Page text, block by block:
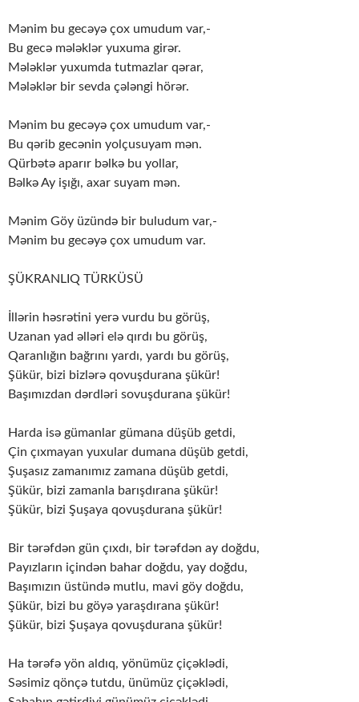
Mənim bu gecəyə çox umudum var,-
Bu gecə mələklər yuxuma girər.
Mələklər yuxumda tutmazlar qərar,
Mələklər bir sevda çələngi hörər.
Mənim bu gecəyə çox umudum var,-
Bu qərib gecənin yolçusuyam mən.
Qürbətə aparır bəlkə bu yollar,
Bəlkə Ay işığı, axar suyam mən.
Mənim Göy üzündə bir buludum var,-
Mənim bu gecəyə çox umudum var.
ŞÜKRANLIQ TÜRKÜSÜ
İllərin həsrətini yerə vurdu bu görüş,
Uzanan yad əlləri elə qırdı bu görüş,
Qaranlığın bağrını yardı, yardı bu görüş,
Şükür, bizi bizlərə qovuşdurana şükür!
Başımızdan dərdləri sovuşdurana şükür!
Harda isə gümanlar gümana düşüb getdi,
Çin çıxmayan yuxular dumana düşüb getdi,
Şuşasız zamanımız zamana düşüb getdi,
Şükür, bizi zamanla barışdırana şükür!
Şükür, bizi Şuşaya qovuşdurana şükür!
Bir tərəfdən gün çıxdı, bir tərəfdən ay doğdu,
Payızların içindən bahar doğdu, yay doğdu,
Başımızın üstündə mutlu, mavi göy doğdu,
Şükür, bizi bu göyə yaraşdırana şükür!
Şükür, bizi Şuşaya qovuşdurana şükür!
Ha tərəfə yön aldıq, yönümüz çiçəklədi,
Səsimiz qönçə tutdu, ünümüz çiçəklədi,